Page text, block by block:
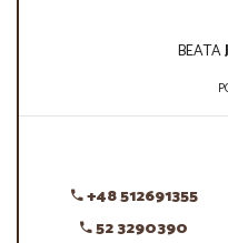
BEATA
+48 512691355
52 3290390